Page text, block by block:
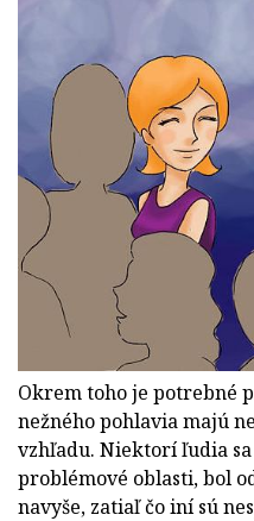
Okrem toho je potrebné
nežného pohlavia majú
vzhľadu. Niektorí ľudia
problémové oblasti, bol
navyše, zatiaľ čo iní sú